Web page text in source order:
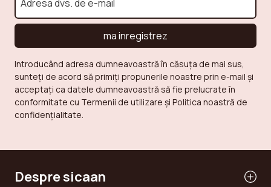
ma inregistrez
Introducând adresa dumneavoastră în căsuța de mai sus,
sunteți de acord să primiți propunerile noastre prin e-mail și
acceptați ca datele dumneavoastră să fie prelucrate în
conformitate cu Termenii de utilizare și Politica noastră de
confidențialitate.
Despre sicaan